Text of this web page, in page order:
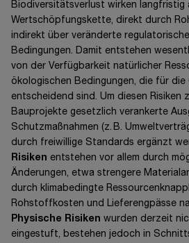
Biodiversitätsverlust wirken langfristig
Wertschöpfungskette, direkt durch
indirekt über veränderte
Bedingungen. Damit entstehen
von der Verfügbarkeit natürlicher
ökologischen Bedingungen, die für
entscheidend sind. Um diesen Risiken
Bauprojekte gesetzlich verankerte
Schutzmaßnahmen (z. B.
durch freiwillige Standards ergänzt
Risiken entstehen vor allem durch
Änderungen, etwa strengere
durch klimabedingte
Rohstoffkosten und Lieferengpässe
Physische Risiken wurden derzeit
eingestuft, bestehen jedoch in